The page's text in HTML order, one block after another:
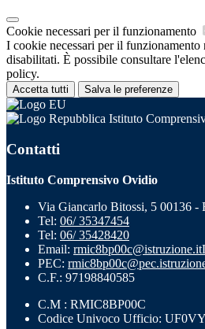
Cookie necessari per il funzionamento
I cookie necessari per il funzionamento
disabilitati. È possibile consultare
policy.
Accetta tutti Salva le preferenze
Istituto
Contatti
Istituto Comprensivo Ovidio
Via Giancarlo Bitossi, 5 00136 -
Tel: 06/ 35347454
Tel: 06/ 35428420
Email: rmic8bp00c@istruzione.it
PEC:
C.F.: 97198840585
C.M : RMIC8BP00C
Codice Univoco Ufficio: